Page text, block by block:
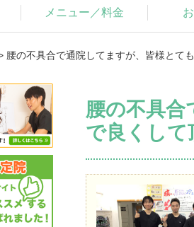
メニュー／料金
腰の不具合で通院してますが、皆様とて
腰の不具合
で良くし